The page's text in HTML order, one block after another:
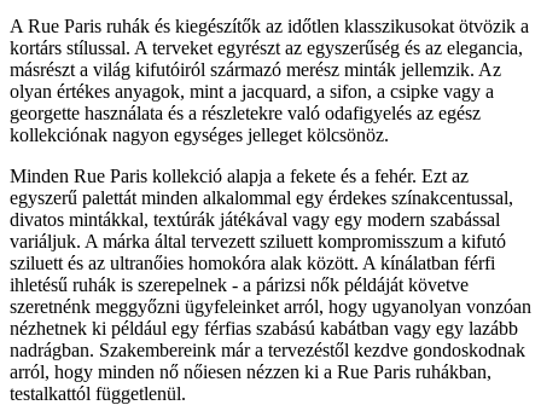
A Rue Paris ruhák és kiegészítők az időtlen klasszikusokat ötvözik a
kortárs stílussal. A terveket egyrészt az egyszerűség és az elegancia,
másrészt a világ kifutóiról származó merész minták jellemzik. Az
olyan értékes anyagok, mint a jacquard, a sifon, a csipke vagy a
georgette használata és a részletekre való odafigyelés az egész
kollekciónak nagyon egységes jelleget kölcsönöz.
Minden Rue Paris kollekció alapja a fekete és a fehér. Ezt az
egyszerű palettát minden alkalommal egy érdekes színakcentussal,
divatos mintákkal, textúrák játékával vagy egy modern szabással
variáljuk. A márka által tervezett sziluett kompromisszum a kifutó
sziluett és az ultranőies homokóra alak között. A kínálatban férfi
ihletésű ruhák is szerepelnek - a párizsi nők példáját követve
szeretnénk meggyőzni ügyfeleinket arról, hogy ugyanolyan vonzóan
nézhetnek ki például egy férfias szabású kabátban vagy egy lazább
nadrágban. Szakembereink már a tervezéstől kezdve gondoskodnak
arról, hogy minden nő nőiesen nézzen ki a Rue Paris ruhákban,
testalkattól függetlenül.